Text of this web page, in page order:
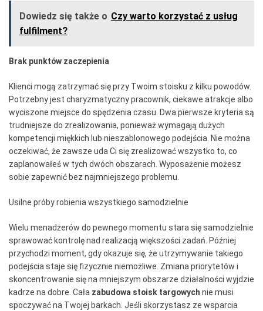
Dowiedz się także o Czy warto korzystać z usług
fulfilment?
Brak punktów zaczepienia
Klienci mogą zatrzymać się przy Twoim stoisku z kilku powodów.
Potrzebny jest charyzmatyczny pracownik, ciekawe atrakcje albo
wyciszone miejsce do spędzenia czasu. Dwa pierwsze kryteria są
trudniejsze do zrealizowania, ponieważ wymagają dużych
kompetencji miękkich lub nieszablonowego podejścia. Nie można
oczekiwać, że zawsze uda Ci się zrealizować wszystko to, co
zaplanowałeś w tych dwóch obszarach. Wyposażenie możesz
sobie zapewnić bez najmniejszego problemu.
Usilne próby robienia wszystkiego samodzielnie
Wielu menadżerów do pewnego momentu stara się samodzielnie
sprawować kontrolę nad realizacją większości zadań. Później
przychodzi moment, gdy okazuje się, że utrzymywanie takiego
podejścia staje się fizycznie niemożliwe. Zmiana priorytetów i
skoncentrowanie się na mniejszym obszarze działalności wyjdzie
kadrze na dobre. Cała zabudowa stoisk targowych nie musi
spoczywać na Twojej barkach. Jeśli skorzystasz ze wsparcia